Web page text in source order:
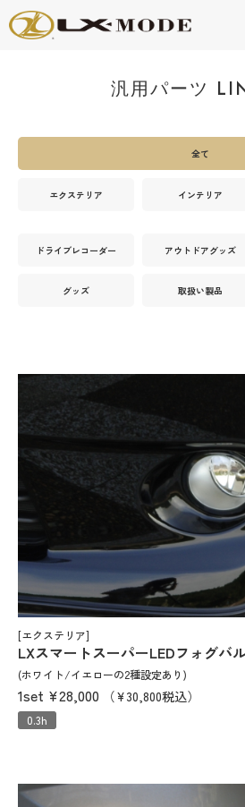
汎用パーツ
全て
エクステリア インテリア
ドライブレコーダー アウトドアグッズ
グッズ 取扱い製品
[エクステリア]
LXスマートスーパーLEDフォグバ
(ホワイト/イエローの2種設定あり)
1set ¥28,000 （¥30,800税込）
0.3h